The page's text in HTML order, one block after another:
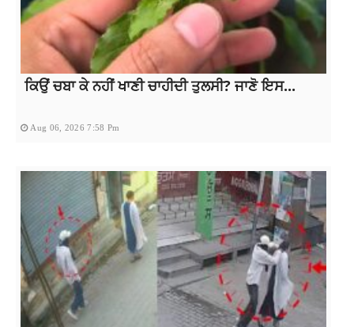
ਕਿਉਂ ਚਬਾ ਕੇ ਨਹੀਂ ਖਾਣੀ ਚਾਹੀਦੀ ਤੁਲਸੀ? ਜਾਣੋ ਇਸ...
Aug 06, 2026 7:58 Pm